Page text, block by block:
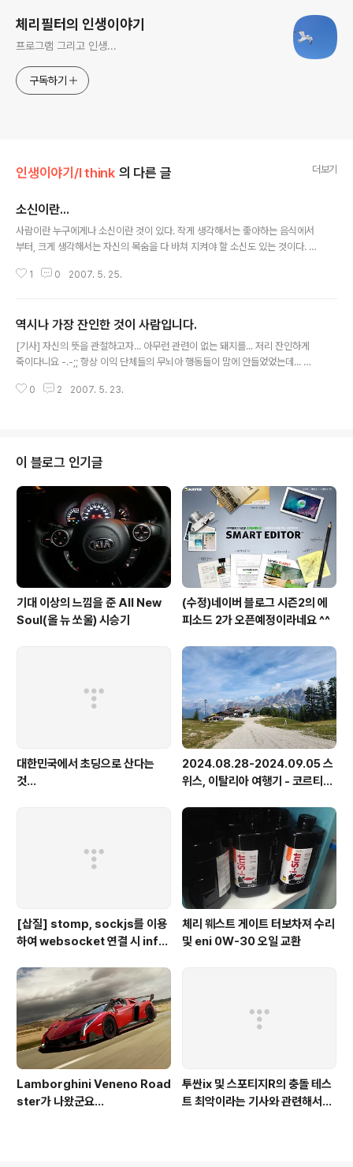
체리필터의 인생이야기
프로그램 그리고 인생...
구독하기
인생이야기/I think 의 다른 글 더보기
소신이란...
사람이란 누구에게나 소신이란 것이 있다. 작게 생각해서는 좋아하는 음식에서
부터, 크게 생각해서는 자신의 목숨을 다 바쳐 지켜야 할 소신도 있는 것이다. 우
그러한 소신을 가지게 되는 배경에는 나름대로의 이유들이 있을 것이다. 만일
해줘도 뭐라고 불평을 할 수 있는 입장은 아닐 것이다. 어째든... 대답을 해 주는
경우 그 배경이 내 자신의 견해와 상이한 경우라 할지라도, 그에 대해 동의는 못
할 지언정 이해는 가능할 수 있을 것이다. 아니 이해는 하지 않더라도 그 사람이
1 0 2007. 5. 25.
역시나 가장 잔인한 것이 사람입니다.
[기사] 자신의 뜻을 관철하고자... 아무런 관련이 없는 돼지를... 저리 잔인하게
죽이다니요 -.-;; 항상 이익 단체들의 무뇌아 행동들이 맘에 안들었었는데... 역
너무 강한 듯... -.-;; 동물 학대 보호법으로 처벌이 가능할려나 모르겠네요. 식용
0 2 2007. 5. 23.
이 블로그 인기글
기대 이상의 느낌을 준 All New
Soul(올 뉴 쏘울) 시승기
(수정)네이버 블로그 시즌2의 에
피소드 2가 오픈예정이라네요 ^^
대한민국에서 초딩으로 산다는
것...
2024.08.28-2024.09.05 스
위스, 이탈리아 여행기 - 코르티나
스
[삽질] stomp, sockjs를 이용
하여 websocket 연결 시 info
체리 웨스트 게이트 터보차져 수리
및 eni 0W-30 오일 교환
Lamborghini Veneno Road
ster가 나왔군요...
투싼ix 및 스포티지R의 충돌 테스
트 최악이라는 기사와 관련해서...